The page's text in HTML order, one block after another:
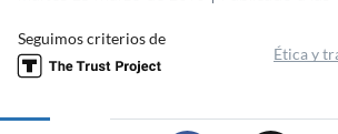
Seguimos criterios de
Ética y